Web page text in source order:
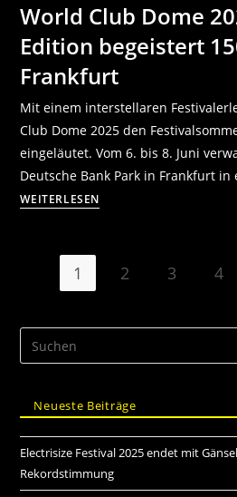
World Club Dome
Edition begeistert
Frankfurt
Mit einem interstellaren
Club Dome 2025 den
eingeläutet. Vom 6. bis 8. Juni
Deutsche Bank Park in Frankfurt in
WEITERLESEN
1 2 3 4
Neueste Beiträge
Electrisize Festival 2025 endet mit
Rekordstimmung